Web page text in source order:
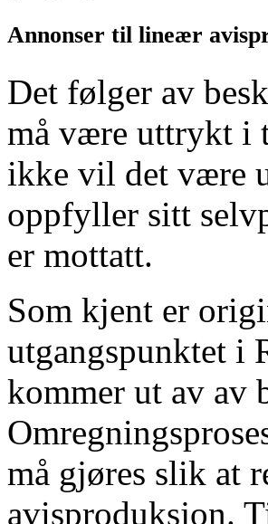
Annonser til lineær
Det følger av
må være uttrykt i
ikke vil det være
oppfyller sitt
er mottatt.
Som kjent er
utgangspunktet i
kommer ut av av
må gjøres slik at
avisproduksjon.